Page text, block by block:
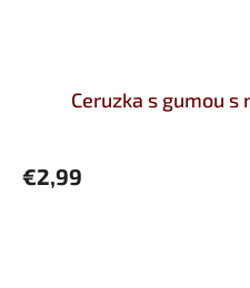
Ceruzka s gumou
€2,99